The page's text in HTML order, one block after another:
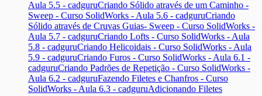
Aula 5.5 - cadguruCriando Sólido através de um Caminho -
Sweep - Curso SolidWorks - Aula 5.6 - cadguruCriando
Sólido através de Cruvas Guias- Sweep - Curso SolidWorks -
Aula 5.7 - cadguruCriando Lofts - Curso SolidWorks - Aula
5.8 - cadguruCriando Helicoidais - Curso SolidWorks - Aula
5.9 - cadguruCriando Furos - Curso SolidWorks - Aula 6.1 -
cadguruCriando Padrões de Repetição - Curso SolidWorks -
Aula 6.2 - cadguruFazendo Filetes e Chanfros - Curso
SolidWorks - Aula 6.3 - cadguruAdicionando Filetes